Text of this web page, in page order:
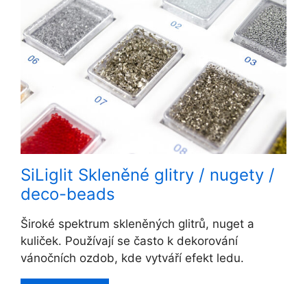
SiLiglit Skleněné glitry / nugety /
deco-beads
Široké spektrum skleněných glitrů, nuget a
kuliček. Používají se často k dekorování
vánočních ozdob, kde vytváří efekt ledu.